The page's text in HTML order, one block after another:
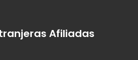
Afiliadas